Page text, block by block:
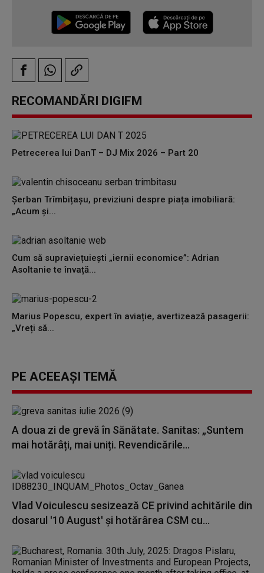
RECOMANDĂRI DIGIFM
Petrecerea lui DanT – DJ Mix 2026 – Part 20
Șerban Trîmbițașu, previziuni despre piața imobiliară:
„Acum și...
Cum să supraviețuiești „iernii economice”: Adrian
Asoltanie te învață...
Marius Popescu, expert în aviație, avertizează pasagerii:
„Vreți să...
PE ACEEAȘI TEMĂ
A doua zi de grevă în Sănătate. Sanitas: „Suntem
mai hotărâți, mai uniți. Revendicările...
Vlad Voiculescu sesizează CE privind achitările din
dosarul '10 August' și hotărârea CSM cu...